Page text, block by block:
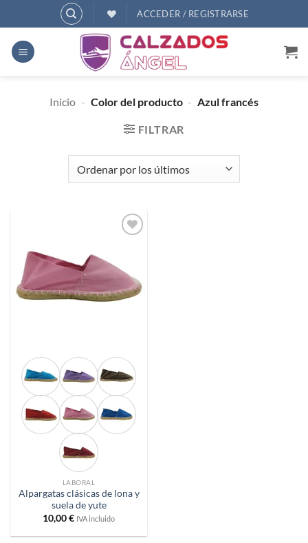
al
contenido
ACCEDER / REGISTRARSE
Inicio - Color del producto - Azul francés
FILTRAR
LABORAL
Alpargatas clásicas de lona y
suela de yute
10,00€ IVA incluido